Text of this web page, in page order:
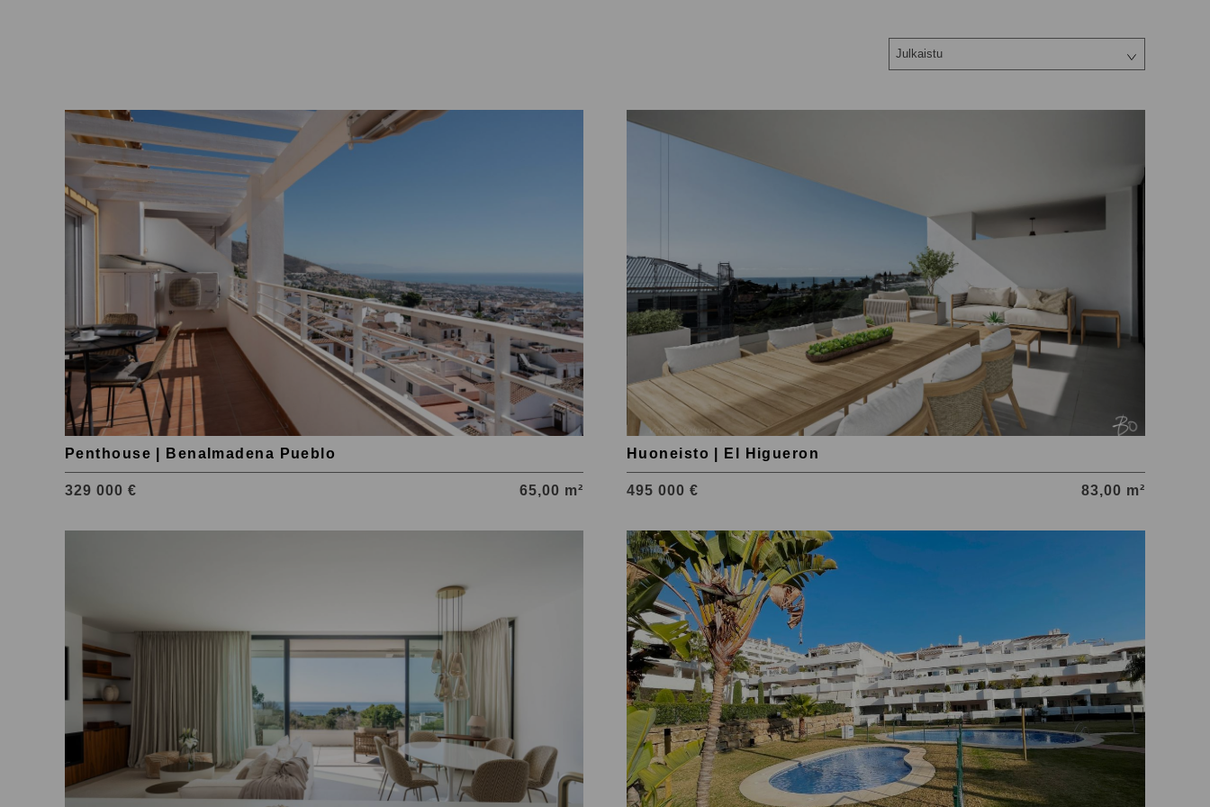
Julkaistu
Penthouse | Benalmadena Pueblo
329 000 € 65,00 m²
Tutustu
kohteeseen
Benalmadena
Pueblo
Huoneisto | El Higueron
495 000 € 83,00 m²
Tutustu
kohteeseen
Tutustu
kohteeseen
Estepona
East